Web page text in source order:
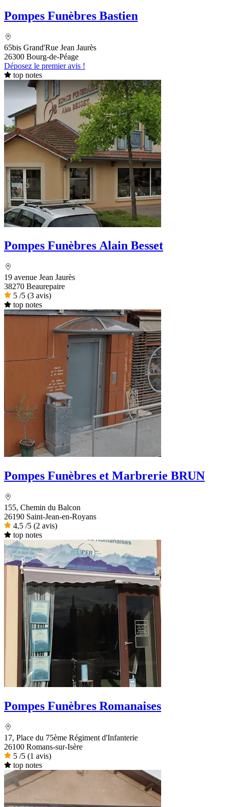
Pompes Funèbres Bastien
65bis Grand'Rue Jean Jaurès
26300 Bourg-de-Péage
Déposez le premier avis !
top notes
Pompes Funèbres Alain Besset
19 avenue Jean Jaurès
38270 Beaurepaire
5 /5 (3 avis)
top notes
Pompes Funèbres et Marbrerie BRUN
155, Chemin du Balcon
26190 Saint-Jean-en-Royans
4,5 /5 (2 avis)
top notes
Pompes Funèbres Romanaises
17, Place du 75ème Régiment d'Infanterie
26100 Romans-sur-Isère
5 /5 (1 avis)
top notes